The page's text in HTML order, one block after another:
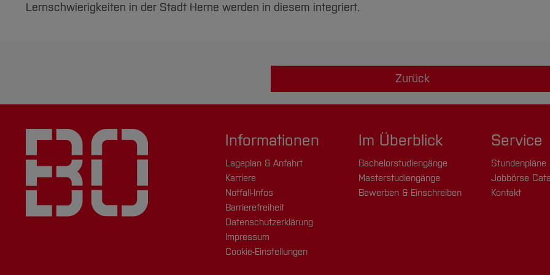
Lernschwierigkeiten in der Stadt Herne werden in diesem integriert.
Zurück
Informationen
Lageplan & Anfahrt
Karriere
Notfall-Infos
Barrierefreiheit
Datenschutzerklärung
Impressum
Cookie-Einstellungen
Im Überblick
Bachelorstudiengänge
Masterstudiengänge
Bewerben & Einschreiben
Service
Stundenpläne
Jobbörse
Kontakt